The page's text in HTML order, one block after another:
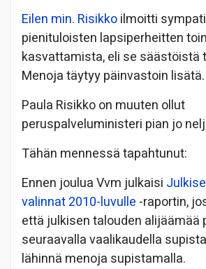
Eilen min. Risikkoilmoitti
pienituloisten lapsiperheitten
kasvattamista, eli se säästöistä
Menoja täytyy päinvastoin lisätä.
Paula Risikko on muuten ollut
peruspalveluministeri pian jo
Tähän mennessä tapahtunut:
Ennen joulua Vvm julkaisi
valinnat 2010-luvulle -raportin,
että julkisen talouden alijäämää
seuraavalla vaalikaudella
lähinnä menoja supistamalla.